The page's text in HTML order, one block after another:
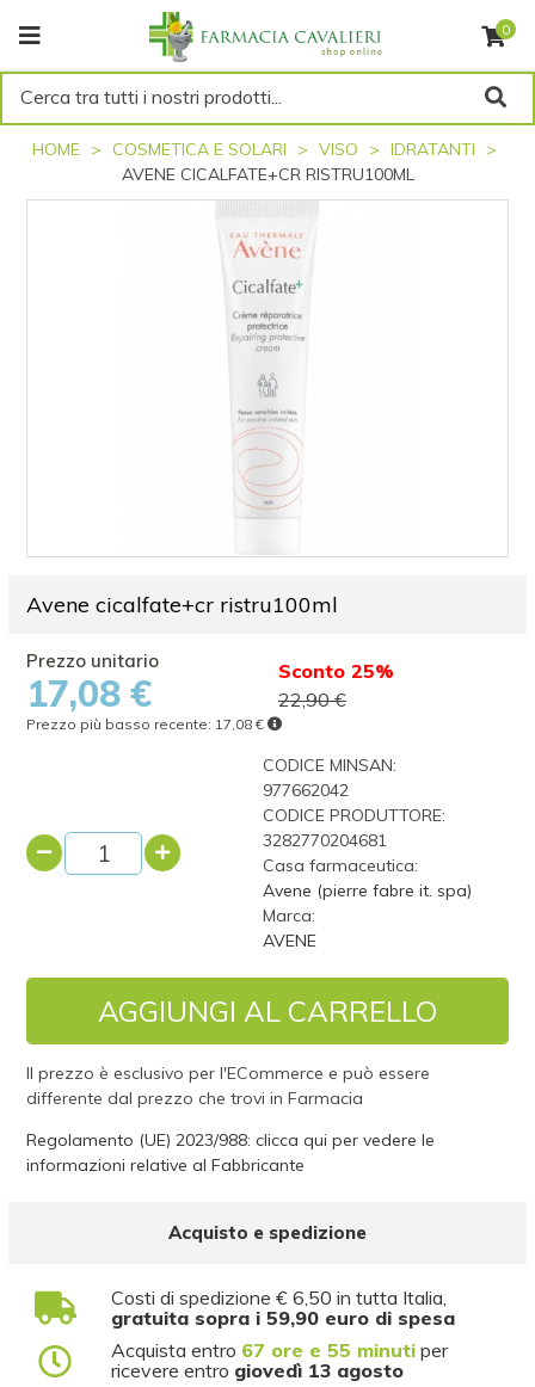
0
Cerca tra tutti i nostri prodotti...
HOME COSMETICA E SOLARI VISO
IDRATANTI
AVENE CICALFATE+CR RISTRU100ML
Avene cicalfate+cr ristru100ml
17,08 €
Sconto 25%
22,90 €
Prezzo più basso recente: 17,08 €
CODICE MINSAN:
977662042
CODICE PRODUTTORE:
3282770204681
Casa farmaceutica:
Avene (pierre fabre it. spa)
Marca:
AVENE
AGGIUNGI AL CARRELLO
Il prezzo è esclusivo per l'ECommerce e può essere
differente dal prezzo che trovi in Farmacia
Regolamento (UE) 2023/988: clicca qui per vedere le
informazioni relative al Fabbricante
Acquisto e spedizione
Costi di spedizione € 6,50 in tutta Italia,
gratuita sopra i 59,90 euro di spesa
Acquista entro 67 ore e 55 minuti per
ricevere entro giovedì 13 agosto